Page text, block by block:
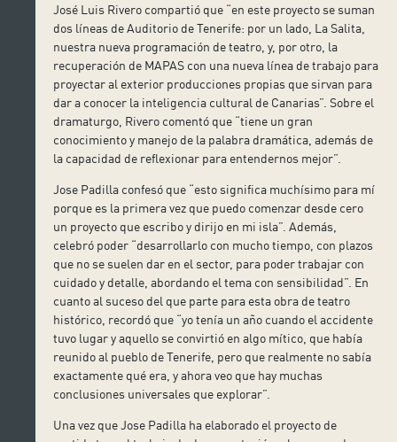
José Luis Rivero compartió que “en este proyecto se suman
dos líneas de Auditorio de Tenerife: por un lado, La Salita,
nuestra nueva programación de teatro, y, por otro, la
recuperación de MAPAS con una nueva línea de trabajo para
proyectar al exterior producciones propias que sirvan para
dar a conocer la inteligencia cultural de Canarias”. Sobre el
dramaturgo, Rivero comentó que “tiene un gran
conocimiento y manejo de la palabra dramática, además de
la capacidad de reflexionar para entendernos mejor”.
Jose Padilla confesó que “esto significa muchísimo para mí
porque es la primera vez que puedo comenzar desde cero
un proyecto que escribo y dirijo en mi isla”. Además,
celebró poder “desarrollarlo con mucho tiempo, con plazos
que no se suelen dar en el sector, para poder trabajar con
cuidado y detalle, abordando el tema con sensibilidad”. En
cuanto al suceso del que parte para esta obra de teatro
histórico, recordó que “yo tenía un año cuando el accidente
tuvo lugar y aquello se convirtió en algo mítico, que había
reunido al pueblo de Tenerife, pero que realmente no sabía
exactamente qué era, y ahora veo que hay muchas
conclusiones universales que explorar”.
Una vez que Jose Padilla ha elaborado el proyecto de